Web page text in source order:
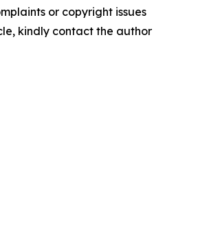
or copyright issues
kindly contact the author